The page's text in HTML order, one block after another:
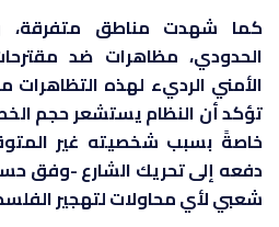
كما شهدت مناطق متفرقة،
الحدودي، مظاهرات ضد
الأمني الرديء لهذه التظاهرات
تؤكد أن النظام يستشعر حجم
خاصةً بسبب شخصيته غير
دفعه إلى تحريك الشارع -وفق
شعبي لأي محاولات لتهجير